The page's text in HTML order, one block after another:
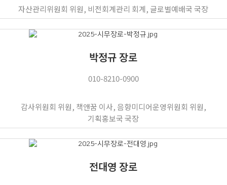
자산관리위원회 위원, 비전회계관리 회계, 글로벌예배국 국장
박정규 장로
010-8210-0900
감사위원회 위원, 책앤꿈 이사, 음향미디어운영위원회 위원,
기획홍보국 국장
전대영 장로